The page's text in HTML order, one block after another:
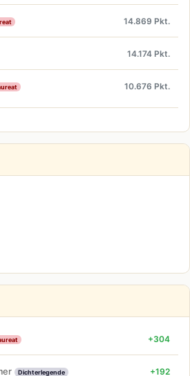
14.869 Pkt.
14.174 Pkt.
10.676 Pkt.
+304
Dichterlegende +192